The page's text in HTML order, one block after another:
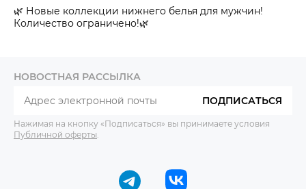
🌿 Новые коллекции нижнего белья для мужчин!
Количество ограничено!🌿
НОВОСТНАЯ РАССЫЛКА
ПОДПИСАТЬСЯ
Нажимая на кнопку «Подписаться» вы принимаете условия
Публичной оферты